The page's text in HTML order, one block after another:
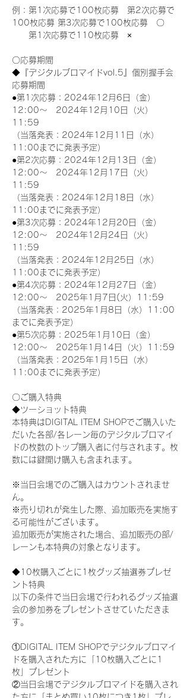
例：第1次応募で100枚応募　第2次応募で
100枚応募 第3次応募で100枚応募　〇
第1次応募で110枚応募　×
〇応募期間
◆『デジタルブロマイドvol.5』個別握手会
応募期間
●第1次応募：2024年12月6日（金）
12:00～　2024年12月10日（火）
11:59
（当落発表：2024年12月11日（水）
11:00までに発表予定）
●第2次応募：2024年12月13日（金）
12:00～　2024年12月17日（火）
11:59
（当落発表：2024年12月18日（水）
11:00までに発表予定）
●第3次応募：2024年12月20日（金）
12:00～　2024年12月24日（火）
11:59
（当落発表：2024年12月25日（水）
11:00までに発表予定）
●第4次応募：2024年12月27日（金）
12:00～　2025年1月7日(火）11:59
（当落発表：2025年1月8日（水）11:00
までに発表予定）
●第5次応募：2025年1月10日（金）
12:00～　2025年1月14日（火）11:59
（当落発表：2025年1月15日（水）
11:00までに発表予定）
〇ご購入特典
◆ツーショット特典
本特典はDIGITAL ITEM SHOPでご購入いた
だいた各部/各レーン毎のデジタルブロマイ
ドの枚数のトップ購入者に付与されます。枚
数には鍵開け購入も含まれます。
※当日会場でのご購入はカウントされませ
ん。
※売り切れが発生した際、追加販売を実施す
る可能性がございます。
追加販売が実施された場合、追加販売の部/
レーンも本特典の対象となります。
◆10枚購入ごとに1枚グッズ抽選券プレゼ
ント特典
以下の条件で当日会場で行われるグッズ抽選
会の参加券をプレゼントさせていただきま
す。
①DIGITAL ITEM SHOPでデジタルブロマイ
ドを購入された方に「10枚購入ごとに1
枚」プレゼント
②当日会場でデジタルブロマイドを購入され